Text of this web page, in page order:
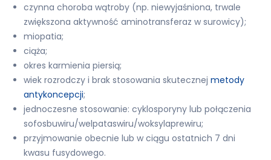
czynna choroba wątroby (np. niewyjaśniona, trwale
zwiększona aktywność aminotransferaz w surowicy);
miopatia;
ciąża;
okres karmienia piersią;
wiek rozrodczy i brak stosowania skutecznej metody
antykoncepcji;
jednoczesne stosowanie: cyklosporyny lub połączenia
sofosbuwiru/welpataswiru/woksylaprewiru;
przyjmowanie obecnie lub w ciągu ostatnich 7 dni
kwasu fusydowego.